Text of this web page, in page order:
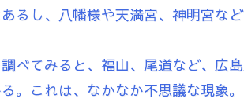
るし、八幡様や天満宮、神明宮など
べてみると、福山、尾道など、広
。これは、なかなか不思議な現象